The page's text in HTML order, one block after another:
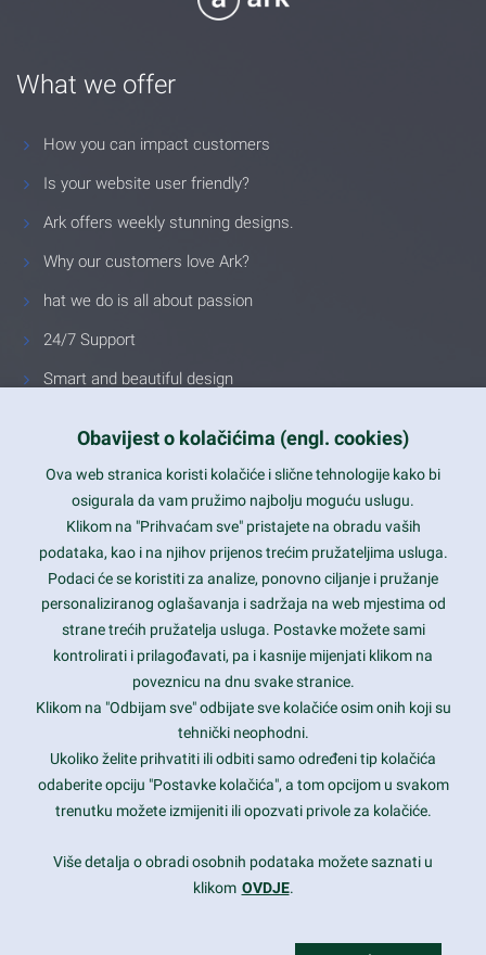
What we offer
How you can impact customers
Is your website user friendly?
Ark offers weekly stunning designs.
Why our customers love Ark?
hat we do is all about passion
24/7 Support
Smart and beautiful design
Latest trends and much more...
Contact Info
1600 Amphitheatre Parkway, Mountain View, CA 94043
prothemes.net@gmail.com
Daily: 9:00 am - 6:00 pm
Sunday: Closed
Copyright 2017FRESHFACE© All Rights Reserved
Obavijest o kolačićima (engl. cookies)
Ova web stranica koristi kolačiće i slične tehnologije kako bi
osigurala da vam pružimo najbolju moguću uslugu.
Klikom na "Prihvaćam sve" pristajete na obradu vaših
podataka, kao i na njihov prijenos trećim pružateljima usluga.
Podaci će se koristiti za analize, ponovno ciljanje i pružanje
personaliziranog oglašavanja i sadržaja na web mjestima od
strane trećih pružatelja usluga. Postavke možete sami
kontrolirati i prilagođavati, pa i kasnije mijenjati klikom na
poveznicu na dnu svake stranice.
Klikom na "Odbijam sve" odbijate sve kolačiće osim onih koji su
tehnički neophodni.
Ukoliko želite prihvatiti ili odbiti samo određeni tip kolačića
odaberite opciju "Postavke kolačića", a tom opcijom u svakom
trenutku možete izmijeniti ili opozvati privole za kolačiće.
Više detalja o obradi osobnih podataka možete saznati u
klikom OVDJE.